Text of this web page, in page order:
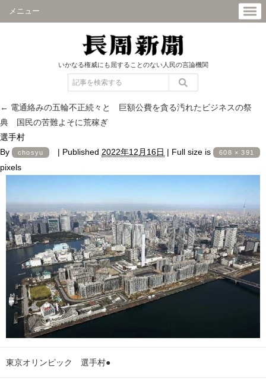
メニュー
いかなる権威にも屈することのない人民の言論機関
← 電通絡みの五輪不正続々と 巨額公費を貪る汚れたビジネスの祭
典 国民の苦難よそに荒稼ぎ
選手村
By
chosyu | Published 2022年12月16日 | Full size is 608 × 391
pixels
東京オリンピック 選手村●